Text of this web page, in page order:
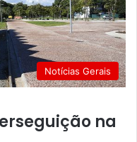
Notícias Gerais
na